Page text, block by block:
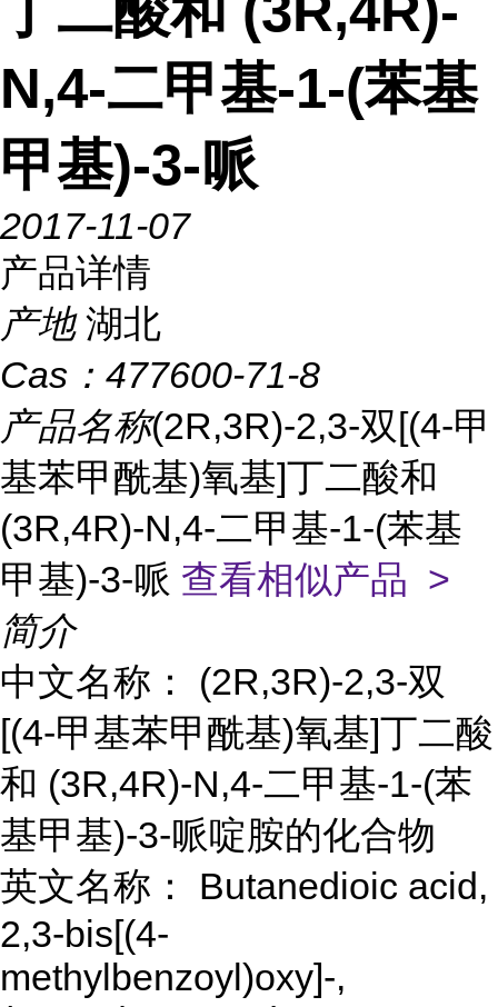
N,4-二甲基-1-(苯基
甲基)-3-哌
2017-11-07
产品详情
产地 湖北
Cas： 477600-71-8
产品名称(2R,3R)-2,3-双[(4-甲
基苯甲酰基)氧基]丁二酸和
(3R,4R)-N,4-二甲基-1-(苯基
甲基)-3-哌 查看相似产品 >
简介
中文名称： (2R,3R)-2,3-双
[(4-甲基苯甲酰基)氧基]丁二酸
和 (3R,4R)-N,4-二甲基-1-(苯
基甲基)-3-哌啶胺的化合物
英文名称： Butanedioic acid,
2,3-bis[(4-
methylbenzoyl)oxy]-,